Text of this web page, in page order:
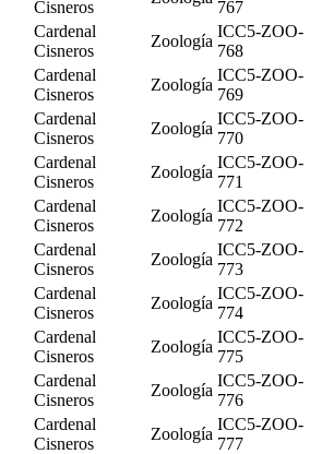
Cisneros
767
Cardenal
Cisneros
Zoología
ICC5-ZOO-
768
Cardenal
Cisneros
Zoología
ICC5-ZOO-
769
Cardenal
Cisneros
Zoología
ICC5-ZOO-
770
Cardenal
Cisneros
Zoología
ICC5-ZOO-
771
Cardenal
Cisneros
Zoología
ICC5-ZOO-
772
Cardenal
Cisneros
Zoología
ICC5-ZOO-
773
Cardenal
Cisneros
Zoología
ICC5-ZOO-
774
Cardenal
Cisneros
Zoología
ICC5-ZOO-
775
Cardenal
Cisneros
Zoología
ICC5-ZOO-
776
Cardenal
Cisneros
Zoología
ICC5-ZOO-
777